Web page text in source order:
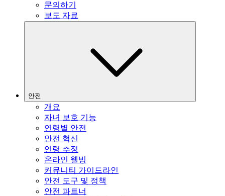
문의하기
보도 자료
안전
개요
자녀 보호 기능
연령별 안전
안전 혁신
연령 추정
온라인 웰빙
커뮤니티 가이드라인
안전 도구 및 정책
안전 파트너